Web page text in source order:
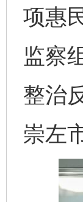
项惠
监察
整治
崇左